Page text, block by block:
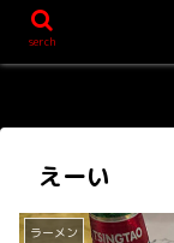
えーい
ラーメン
serch